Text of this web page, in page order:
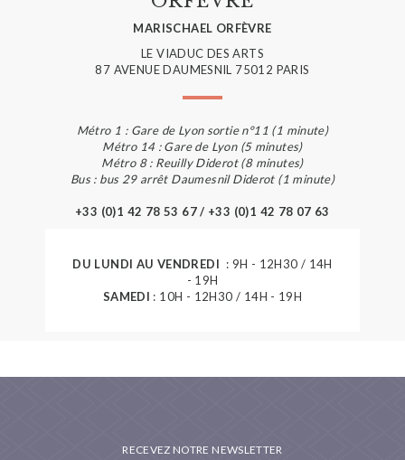
MARISCHAEL ORFÈVRE
LE VIADUC DES ARTS
87 AVENUE DAUMESNIL 75012 PARIS
Métro 1 : Gare de Lyon sortie n°11 (1 minute)
Métro 14 : Gare de Lyon (5 minutes)
Métro 8 : Reuilly Diderot (8 minutes)
Bus : bus 29 arrêt Daumesnil Diderot (1 minute)
+33 (0)1 42 78 53 67 / +33 (0)1 42 78 07 63
DU LUNDI AU VENDREDI : 9H - 12H30 / 14H
- 19H
SAMEDI : 10H - 12H30 / 14H - 19H
RECEVEZ NOTRE NEWSLETTER